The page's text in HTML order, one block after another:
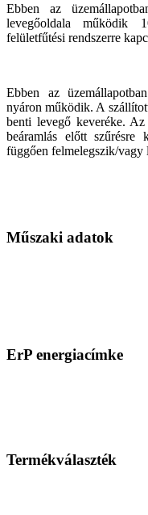
Ebben az
levegőoldala működik
felületfűtési rendszerre
Ebben az
nyáron működik. A
benti levegő keveréke.
beáramlás előtt szűrésre
függően felmelegszik/vagy
Műszaki adatok
ErP energiacímke
Termékválaszték